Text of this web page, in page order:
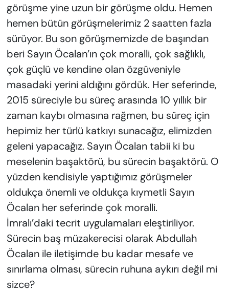
görüşme yine uzun bir görüşme oldu. Hemen
hemen bütün görüşmelerimiz 2 saatten fazla
sürüyor. Bu son görüşmemizde de başından
beri Sayın Öcalan’ın çok moralli, çok sağlıklı,
çok güçlü ve kendine olan özgüveniyle
masadaki yerini aldığını gördük. Her seferinde,
2015 süreciyle bu süreç arasında 10 yıllık bir
zaman kaybı olmasına rağmen, bu süreç için
hepimiz her türlü katkıyı sunacağız, elimizden
geleni yapacağız. Sayın Öcalan tabii ki bu
meselenin başaktörü, bu sürecin başaktörü. O
yüzden kendisiyle yaptığımız görüşmeler
oldukça önemli ve oldukça kıymetli Sayın
Öcalan her seferinde çok moralli.
İmralı’daki tecrit uygulamaları eleştiriliyor.
Sürecin baş müzakerecisi olarak Abdullah
Öcalan ile iletişimde bu kadar mesafe ve
sınırlama olması, sürecin ruhuna aykırı değil mi
sizce?